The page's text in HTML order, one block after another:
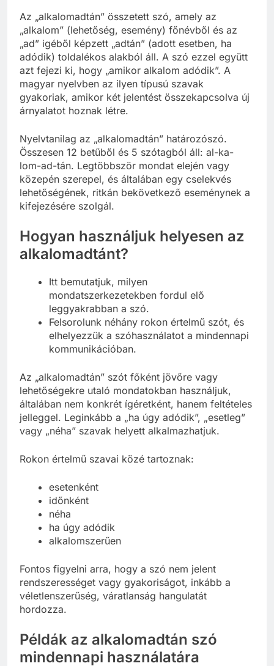
Az „alkalomadtán” összetett szó, amely az
„alkalom” (lehetőség, esemény) főnévből és az
„ad” igéből képzett „adtán” (adott esetben, ha
adódik) toldalékos alakból áll. A szó ezzel együtt
azt fejezi ki, hogy „amikor alkalom adódik”. A
magyar nyelvben az ilyen típusú szavak
gyakoriak, amikor két jelentést összekapcsolva új
árnyalatot hoznak létre.
Nyelvtanilag az „alkalomadtán” határozószó.
Összesen 12 betűből és 5 szótagból áll: al-ka-
lom-ad-tán. Legtöbbször mondat elején vagy
közepén szerepel, és általában egy cselekvés
lehetőségének, ritkán bekövetkező eseménynek a
kifejezésére szolgál.
Hogyan használjuk helyesen az
alkalomadtánt?
Itt bemutatjuk, milyen
mondatszerkezetekben fordul elő
leggyakrabban a szó.
Felsorolunk néhány rokon értelmű szót, és
elhelyezzük a szóhasználatot a mindennapi
kommunikációban.
Az „alkalomadtán” szót főként jövőre vagy
lehetőségekre utaló mondatokban használjuk,
általában nem konkrét ígéretként, hanem feltételes
jelleggel. Leginkább a „ha úgy adódik”, „esetleg”
vagy „néha” szavak helyett alkalmazhatjuk.
Rokon értelmű szavai közé tartoznak:
esetenként
időnként
néha
ha úgy adódik
alkalomszerűen
Fontos figyelni arra, hogy a szó nem jelent
rendszerességet vagy gyakoriságot, inkább a
véletlenszerűség, váratlanság hangulatát
hordozza.
Példák az alkalomadtán szó
mindennapi használatára